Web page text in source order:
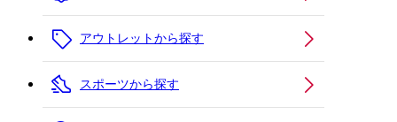
アウトレットから探す
スポーツから探す